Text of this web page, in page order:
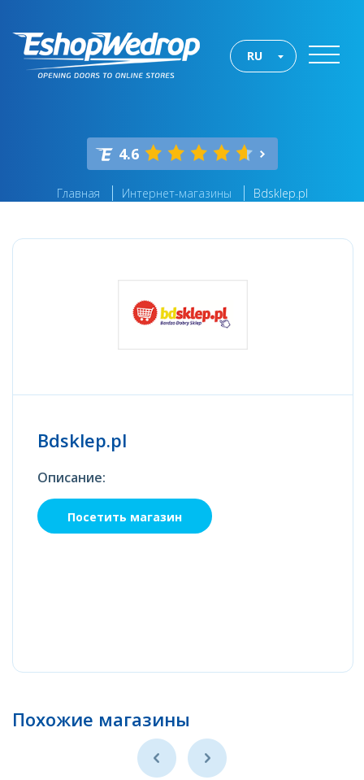
RU
4.6
Главная Интернет-магазины Bdsklep.pl
Bdsklep.pl
Описание:
Посетить магазин
Похожие магазины